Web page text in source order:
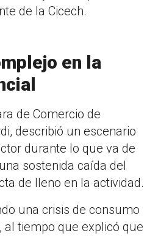
de la Cicech.
en la
de Comercio de
describió un escenario
durante lo que va de
sostenida caída del
de lleno en la actividad.
una crisis de consumo
al tiempo que explicó que